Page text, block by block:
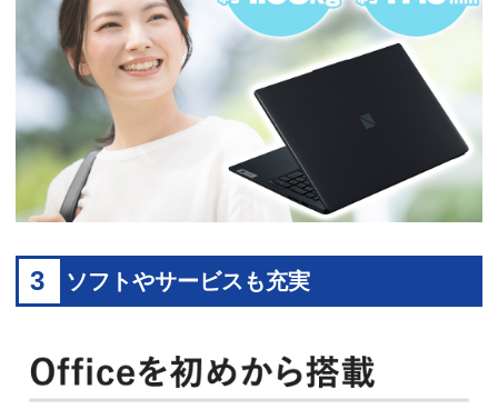
3 ソフトやサービスも充実